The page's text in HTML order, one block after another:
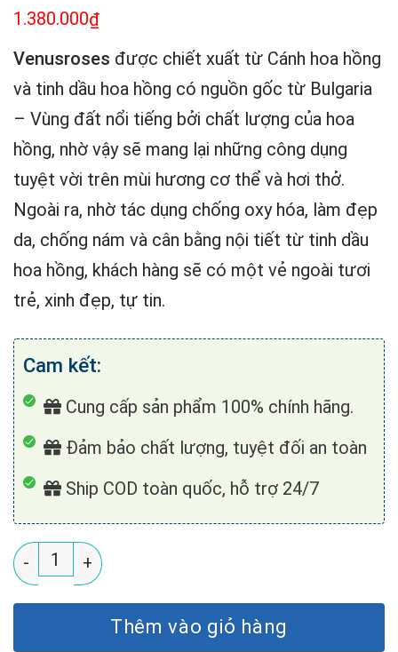
1.380.000₫
Venusroses được chiết xuất từ Cánh hoa hồng
và tinh dầu hoa hồng có nguồn gốc từ Bulgaria
– Vùng đất nổi tiếng bởi chất lượng của hoa
hồng, nhờ vậy sẽ mang lại những công dụng
tuyệt vời trên mùi hương cơ thể và hơi thở.
Ngoài ra, nhờ tác dụng chống oxy hóa, làm đẹp
da, chống nám và cân bằng nội tiết từ tinh dầu
hoa hồng, khách hàng sẽ có một vẻ ngoài tươi
trẻ, xinh đẹp, tự tin.
Cam kết:
Cung cấp sản phẩm 100% chính hãng.
Đảm bảo chất lượng, tuyệt đối an toàn
Ship COD toàn quốc, hỗ trợ 24/7
Viên Uống Thơm Cơ Thể VenusRoses Body And
Thêm vào giỏ hàng